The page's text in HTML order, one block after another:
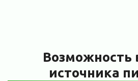
Возможность
источника